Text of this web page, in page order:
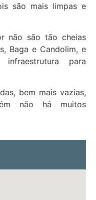
são mais limpas e
não são tão cheias
Baga e Candolim, e
para
bem mais vazias,
não há muitos